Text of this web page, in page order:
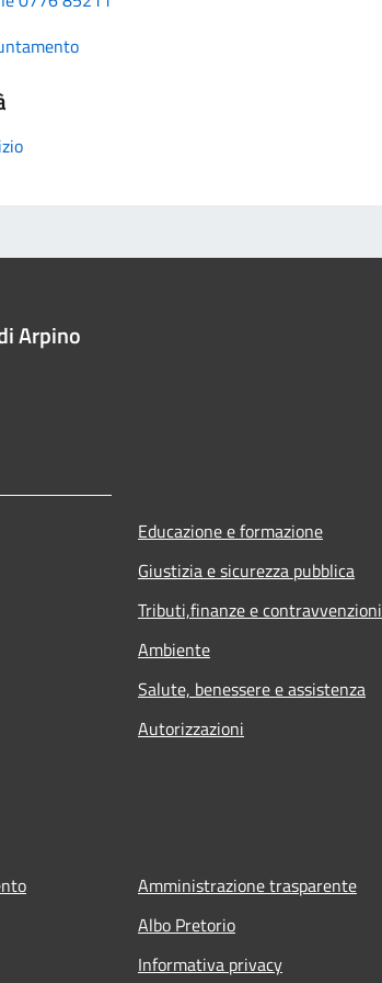
Arpino
Educazione e formazione
Giustizia e sicurezza pubblica
Tributi,finanze e contravvenzioni
Ambiente
Salute, benessere e assistenza
Autorizzazioni
Amministrazione trasparente
Albo Pretorio
Informativa privacy